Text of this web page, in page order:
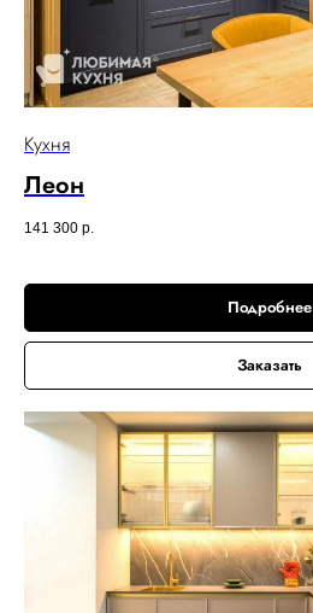
Кухня
Леон
141 300 р.
Подробнее
Заказать